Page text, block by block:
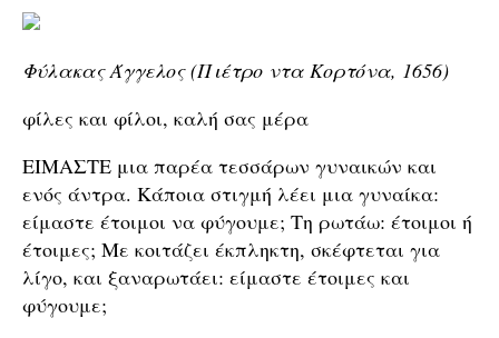
Φύλακας Άγγελος (Πιέτρο ντα Κορτόνα, 1656)
φίλες και φίλοι, καλή σας μέρα
ΕΙΜΑΣΤΕ μια παρέα τεσσάρων γυναικών και
ενός άντρα. Κάποια στιγμή λέει μια γυναίκα:
είμαστε έτοιμοι να φύγουμε; Τη ρωτάω: έτοιμοι ή
έτοιμες; Με κοιτάζει έκπληκτη, σκέφτεται για
λίγο, και ξαναρωτάει: είμαστε έτοιμες και
φύγουμε;